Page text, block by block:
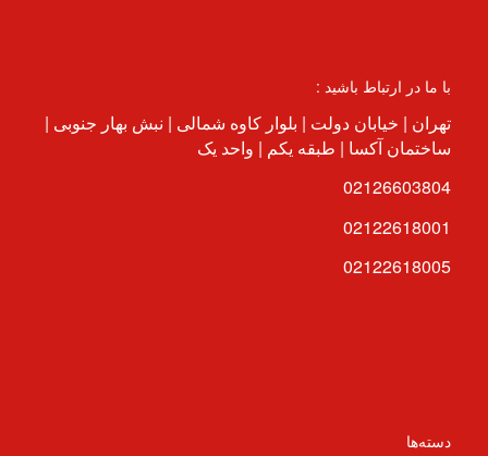
با ما در ارتباط باشید :
تهران | خیابان دولت | بلوار کاوه شمالی | نبش بهار جنوبی |
ساختمان آکسا | طبقه یکم | واحد یک
02126603804
02122618001
02122618005
دسته‌ها